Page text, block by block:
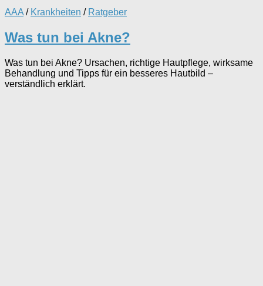
AAA / Krankheiten / Ratgeber
Was tun bei Akne?
Was tun bei Akne? Ursachen, richtige Hautpflege, wirksame
Behandlung und Tipps für ein besseres Hautbild –
verständlich erklärt.